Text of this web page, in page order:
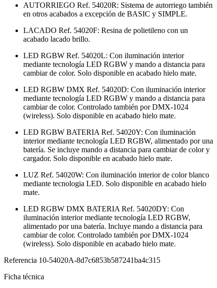
AUTORRIEGO Ref. 54020R: Sistema de autorriego también
en otros acabados a excepción de BASIC y SIMPLE.
LACADO Ref. 54020F: Resina de polietileno con un
acabado lacado brillo.
LED RGBW Ref. 54020L: Con iluminación interior
mediante tecnología LED RGBW y mando a distancia para
cambiar de color. Solo disponible en acabado hielo mate.
LED RGBW DMX Ref. 54020D: Con iluminación interior
mediante tecnología LED RGBW y mando a distancia para
cambiar de color. Controlado también por DMX-1024
(wireless). Solo disponible en acabado hielo mate.
LED RGBW BATERIA Ref. 54020Y: Con iluminación
interior mediante tecnología LED RGBW, alimentado por una
batería. Se incluye mando a distancia para cambiar de color y
cargador. Solo disponible en acabado hielo mate.
LUZ Ref. 54020W: Con iluminación interior de color blanco
mediante tecnologia LED. Solo disponible en acabado hielo
mate.
LED RGBW DMX BATERIA Ref. 54020DY: Con
iluminación interior mediante tecnología LED RGBW,
alimentado por una batería. Incluye mando a distancia para
cambiar de color. Controlado también por DMX-1024
(wireless). Solo disponible en acabado hielo mate.
Referencia 10-54020A-8d7c6853b587241ba4c315
Ficha técnica